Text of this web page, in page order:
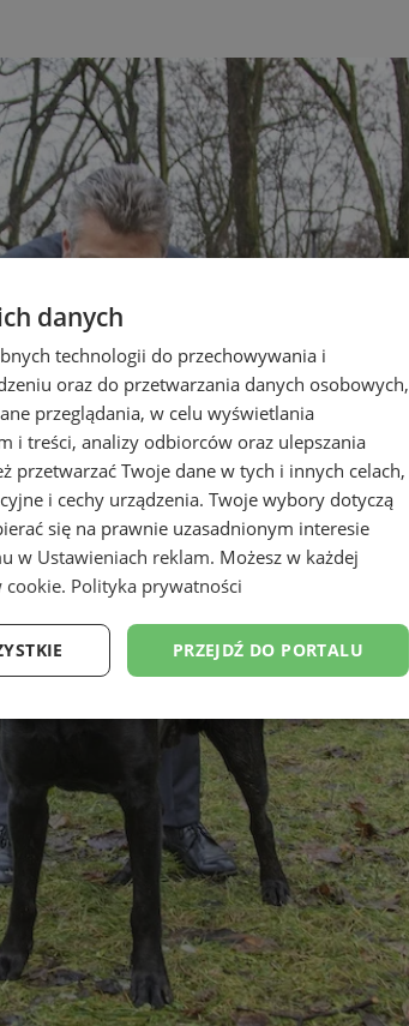
danych
technologii do przechowywania i
oraz do przetwarzania danych osobowych,
przeglądania, w celu wyświetlania
i treści, analizy odbiorców oraz ulepszania
przetwarzać Twoje dane w tych i innych celach,
i cechy urządzenia. Twoje wybory dotyczą
się na prawnie uzasadnionym interesie
w Ustawieniach reklam. Możesz w każdej
cookie. Polityka prywatności
PRZEJDŹ DO PORTALU
Funkcjonalność Niesklasyfikowane
Funkcjonalność Niesklasyfikowane
strony internetowej, takich jak logowanie użytkownika i
korzystać ze strony internetowej.
Opis